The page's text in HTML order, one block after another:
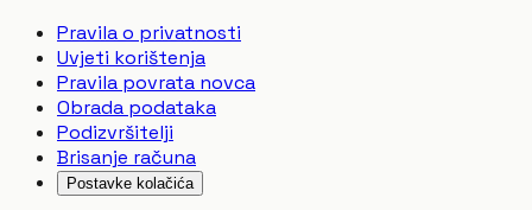
Pravila o privatnosti
Uvjeti korištenja
Pravila povrata novca
Obrada podataka
Podizvršitelji
Brisanje računa
Postavke kolačića